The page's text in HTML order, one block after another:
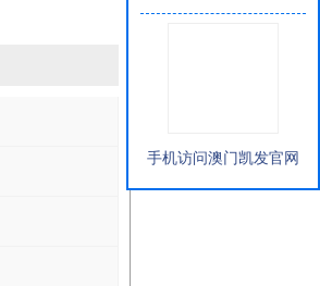
手机访问澳门凯发官网